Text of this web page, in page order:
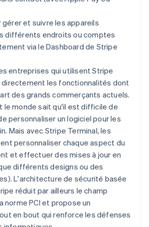
gérer et suivre les appareils
différents endroits ou comptes
via le Dashboard de Stripe
entreprises qui utilisent Stripe
les fonctionnalités dont
des grands commerçants actuels.
le monde sait qu'il est difficile de
personnaliser un logiciel pour les
Mais avec Stripe Terminal, les
personnaliser chaque aspect du
et effectuer des mises à jour en
différents designs ou des
L'architecture de sécurité basée
réduit par ailleurs le champ
norme PCI et propose un
en bout qui renforce les défenses
体中文